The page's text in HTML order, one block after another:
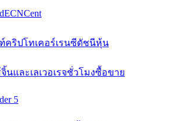
ECNCent
คริปโทเคอร์เรนซีดัชนีหุ้น
นและเลเวอเรจชั่วโมงซื้อขาย
5